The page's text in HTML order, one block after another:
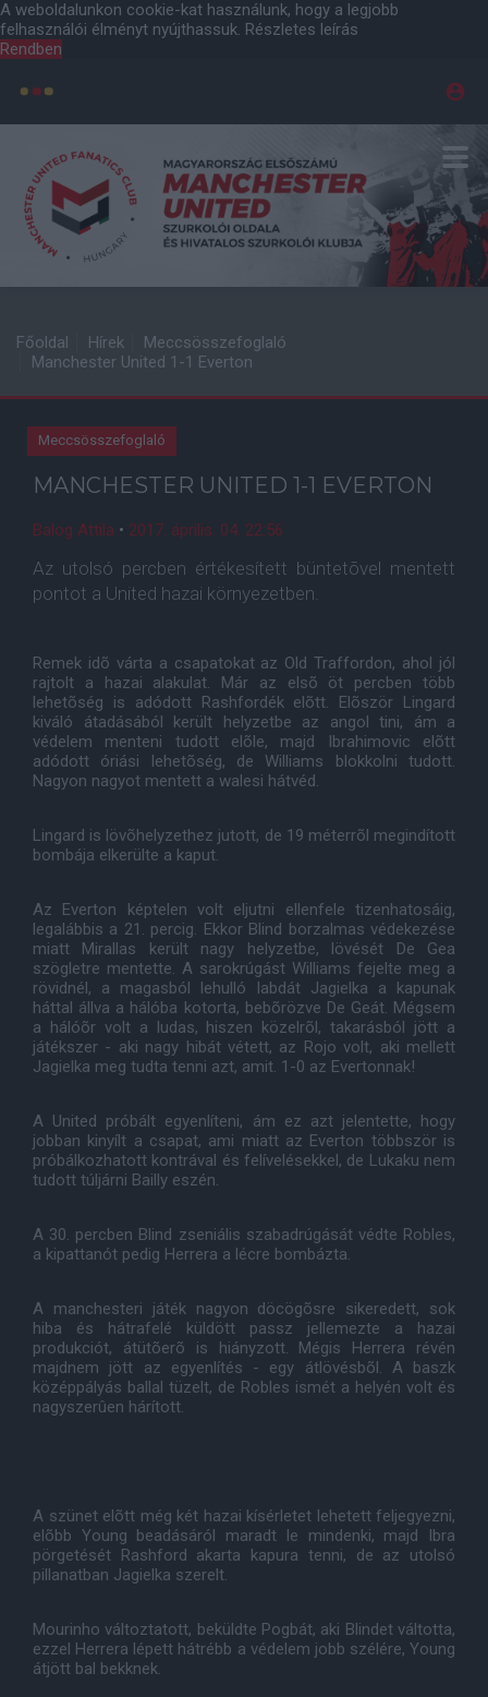
A weboldalunkon cookie-kat használunk, hogy a legjobb
felhasználói élményt nyújthassuk. Részletes leírás
Rendben
Főoldal Hírek
Meccsösszefoglaló
Manchester United 1-1 Everton
Meccsösszefoglaló
MANCHESTER UNITED 1-1 EVERTON
Balog Attila • 2017. április. 04. 22:56
Az utolsó percben értékesített büntetõvel mentett
pontot a United hazai környezetben.
Remek idõ várta a csapatokat az Old Traffordon, ahol jól
rajtolt a hazai alakulat. Már az elsõ öt percben több
lehetõség is adódott Rashfordék elõtt. Elõször Lingard
kiváló átadásából került helyzetbe az angol tini, ám a
védelem menteni tudott elõle, majd Ibrahimovic elõtt
adódott óriási lehetõség, de Williams blokkolni tudott.
Nagyon nagyot mentett a walesi hátvéd.
Lingard is lövõhelyzethez jutott, de 19 méterrõl megindított
bombája elkerülte a kaput.
Az Everton képtelen volt eljutni ellenfele tizenhatosáig,
legalábbis a 21. percig. Ekkor Blind borzalmas védekezése
miatt Mirallas került nagy helyzetbe, lövését De Gea
szögletre mentette. A sarokrúgást Williams fejelte meg a
rövidnél, a magasból lehulló labdát Jagielka a kapunak
háttal állva a hálóba kotorta, bebõrözve De Geát. Mégsem
a hálóõr volt a ludas, hiszen közelrõl, takarásból jött a
játékszer - aki nagy hibát vétett, az Rojo volt, aki mellett
Jagielka meg tudta tenni azt, amit. 1-0 az Evertonnak!
A United próbált egyenlíteni, ám ez azt jelentette, hogy
jobban kinyílt a csapat, ami miatt az Everton többször is
próbálkozhatott kontrával és felívelésekkel, de Lukaku nem
tudott túljárni Bailly eszén.
A 30. percben Blind zseniális szabadrúgását védte Robles,
a kipattanót pedig Herrera a lécre bombázta.
A manchesteri játék nagyon döcögõsre sikeredett, sok
hiba és hátrafelé küldött passz jellemezte a hazai
produkciót, átütõerõ is hiányzott. Mégis Herrera révén
majdnem jött az egyenlítés - egy átlövésbõl. A baszk
középpályás ballal tüzelt, de Robles ismét a helyén volt és
nagyszerûen hárított.
A szünet elõtt még két hazai kísérletet lehetett feljegyezni,
elõbb Young beadásáról maradt le mindenki, majd Ibra
pörgetését Rashford akarta kapura tenni, de az utolsó
pillanatban Jagielka szerelt.
Mourinho változtatott, beküldte Pogbát, aki Blindet váltotta,
ezzel Herrera lépett hátrébb a védelem jobb szélére, Young
átjött bal bekknek.